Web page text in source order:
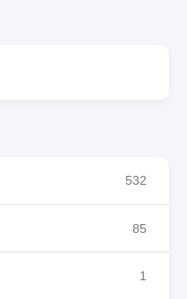
532
85
1